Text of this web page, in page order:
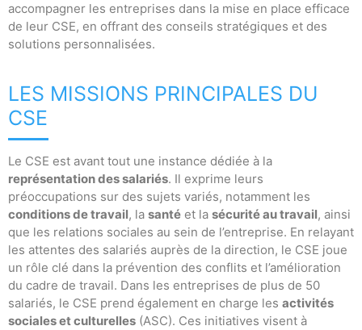
accompagner les entreprises dans la mise en place efficace
de leur CSE, en offrant des conseils stratégiques et des
solutions personnalisées.
LES MISSIONS PRINCIPALES DU
CSE
Le CSE est avant tout une instance dédiée à la
représentation des salariés. Il exprime leurs
préoccupations sur des sujets variés, notamment les
conditions de travail, la santé et la sécurité au travail, ainsi
que les relations sociales au sein de l’entreprise. En relayant
les attentes des salariés auprès de la direction, le CSE joue
un rôle clé dans la prévention des conflits et l’amélioration
du cadre de travail. Dans les entreprises de plus de 50
salariés, le CSE prend également en charge les activités
sociales et culturelles (ASC). Ces initiatives visent à